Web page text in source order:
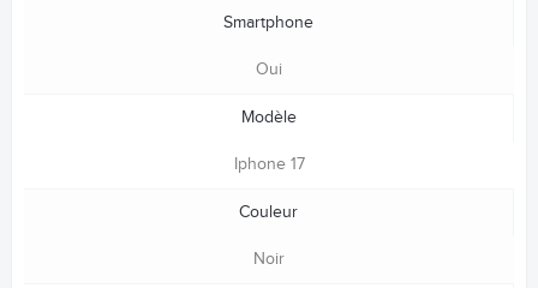
Smartphone
Oui
Modèle
Iphone 17
Couleur
Noir